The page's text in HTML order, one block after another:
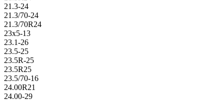
21.3-24
21.3/70-24
21.3/70R24
23x5-13
23.1-26
23.5-25
23.5R-25
23.5R25
23.5/70-16
24.00R21
24.00-29